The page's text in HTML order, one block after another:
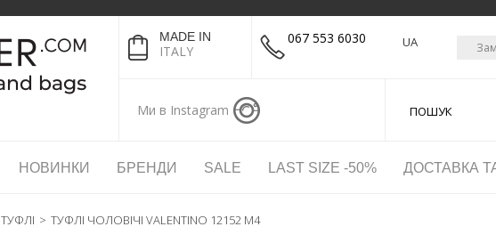
MADE IN
ITALY
067 553 6030
Ми в Instagram
UA
НОВИНКИ БРЕНДИ SALE LAST SIZE -50% ДОСТАВКА
ТУФЛІ > ТУФЛІ ЧОЛОВІЧІ VALENTINO 12152 M4